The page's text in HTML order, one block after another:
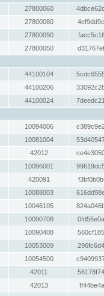
27800060
27800080
27800090
27800050
44100104
44100206
44100024
10094006
10081004
42012
10096001
420091
10088003
10046105
10090708
10090408
10053009
10054500
42011
42013